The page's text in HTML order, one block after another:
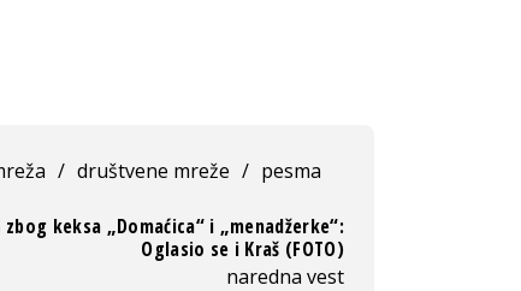
/ društvene mreže / pesma
zbog keksa „Domaćica“ i „menadžerke“:
Oglasio se i Kraš (FOTO)
naredna vest